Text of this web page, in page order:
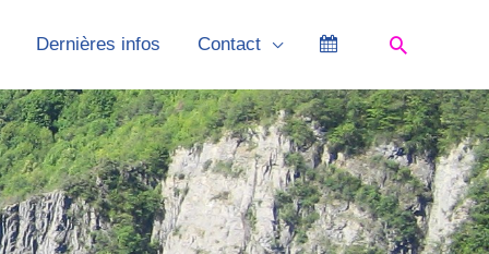
Dernières infos Contact